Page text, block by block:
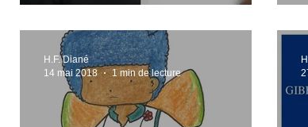
H.F. Diané
14 mai 2018
1 min de lecture